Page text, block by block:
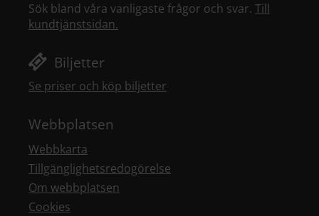
Sök bland våra vanligaste frågor och svar. Till
kundtjänstsidan.
Biljetter
Se priser och köp biljetter
Webbplatsen
Webbkarta
Tillgänglighetsredogörelse
Om webbplatsen
Cookies